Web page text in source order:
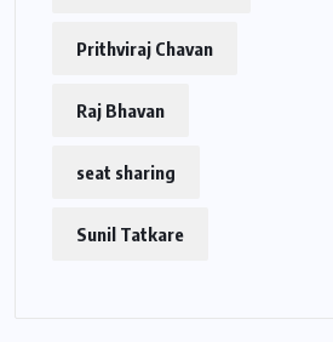
Prithviraj Chavan
Raj Bhavan
seat sharing
Sunil Tatkare